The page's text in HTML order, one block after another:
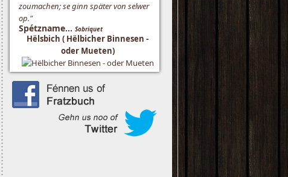
zoumachen; se ginn später von selwer
op."
Spétzname... Sobriquet
Hëlsbich ( Hëlbicher Binnesen -
oder Mueten)